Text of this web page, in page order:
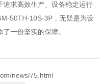
追求高效生产、设备稳定运行
50TH-10S-3P，无疑是为设
一份坚实的保障。
news/75.html